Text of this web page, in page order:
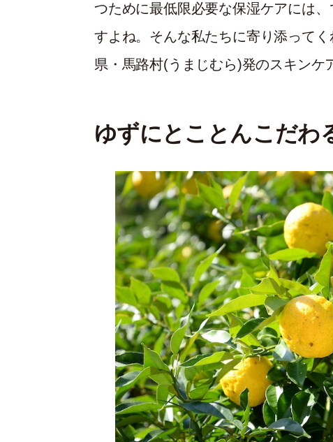
つために最低限必要な保湿ケアには
すよね。そんな私たちに寄り添って
県・馬路村(うまじむら)発のスキンケ
ゆずにとことんこだわ